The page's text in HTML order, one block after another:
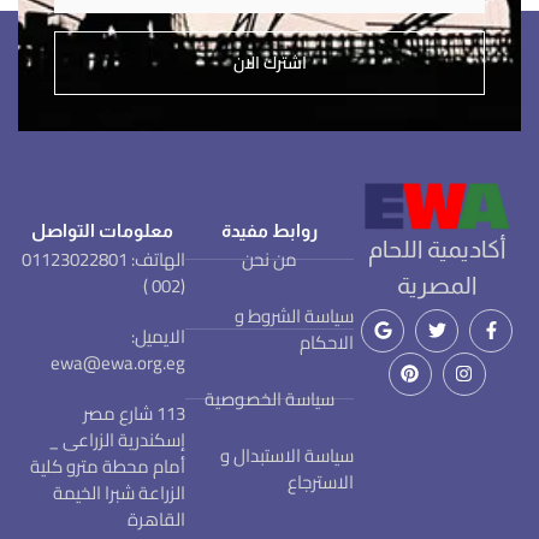
اشترك الان
أكاديمية اللحام
المصرية
روابط مفيدة
من نحن
سياسة الشروط و
الاحكام
سياسة الخصوصية
سياسة الاستبدال و
الاسترجاع
معلومات التواصل
الهاتف: 01123022801
(002 )
الايميل:
ewa@ewa.org.eg
113 شارع مصر
إسكندرية الزراعى _
أمام محطة مترو كلية
الزراعة شبرا الخيمة
القاهرة